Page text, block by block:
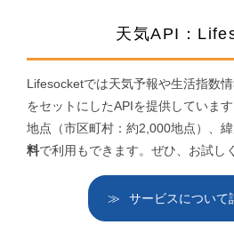
天気API：
Lifesocketでは天気予報や生活指数
をセットにしたAPIを提供していま
地点（市区町村：約2,000地点）、緯
料で利用もできます。ぜひ、お試し
サービスについて